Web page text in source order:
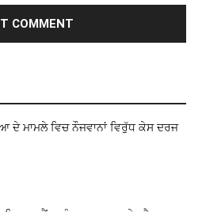
ਦੇ ਮਾਮਲੇ ਵਿਚ ਨੌਜਵਾਨਾਂ ਵਿਰੁੱਧ ਕੇਸ ਦਰਜ